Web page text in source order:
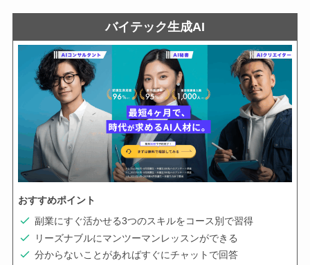
バイテック生成AI
おすすめポイント
副業にすぐ活かせる3つのスキルをコース別で習得
リーズナブルにマンツーマンレッスンができる
分からないことがあればすぐにチャットで回答